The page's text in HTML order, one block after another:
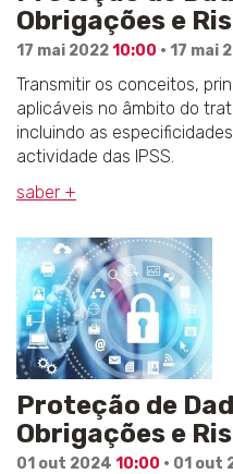
Obrigações e
17 mai 202210:00 · 17 mai
Transmitir os conceitos,
aplicáveis no âmbito do
incluindo as
actividade das IPSS.
saber +
Proteção de
Obrigações e
01 out 2024 10:00 · 01 out